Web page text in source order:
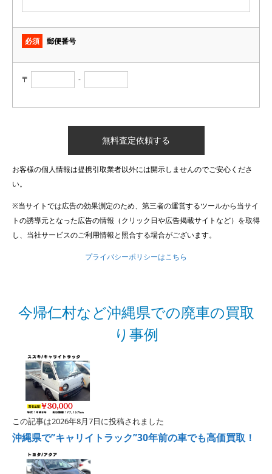
必須 郵便番号
〒 -
お客様の個人情報は提携引取業者以外には開示しませんのでご安心くださ
い。
※当サイトでは広告の効果測定のため、第三者の運営するツールから当サイ
トの誘導元となった広告の情報（クリック日や広告掲載サイトなど）を取得
し、当社サービスのご利用情報と照合する場合がございます。
プライバシーポリシーはこちら
今帰仁村など沖縄県での廃車の買取
り事例
この記事は2026年8月7日に投稿されました
沖縄県で”キャリイトラック”30年前の車でも高価買取！